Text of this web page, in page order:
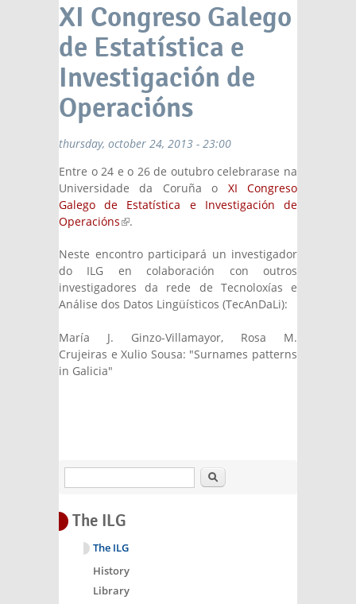
XI Congreso Galego
de Estatística e
Investigación de
Operacións
thursday, october 24, 2013 - 23:00
Entre o 24 e o 26 de outubro celebrarase na
Universidade da Coruña o XI Congreso
Galego de Estatística e Investigación de
Operacións(link is external)
.
Neste encontro participará un investigador
do ILG en colaboración con outros
investigadores da rede de Tecnoloxías e
Análise dos Datos Lingüísticos (TecAnDaLi):
María J. Ginzo-Villamayor, Rosa M.
Crujeiras e Xulio Sousa: "Surnames patterns
in Galicia"
Search
The ILG
The ILG
History
Library